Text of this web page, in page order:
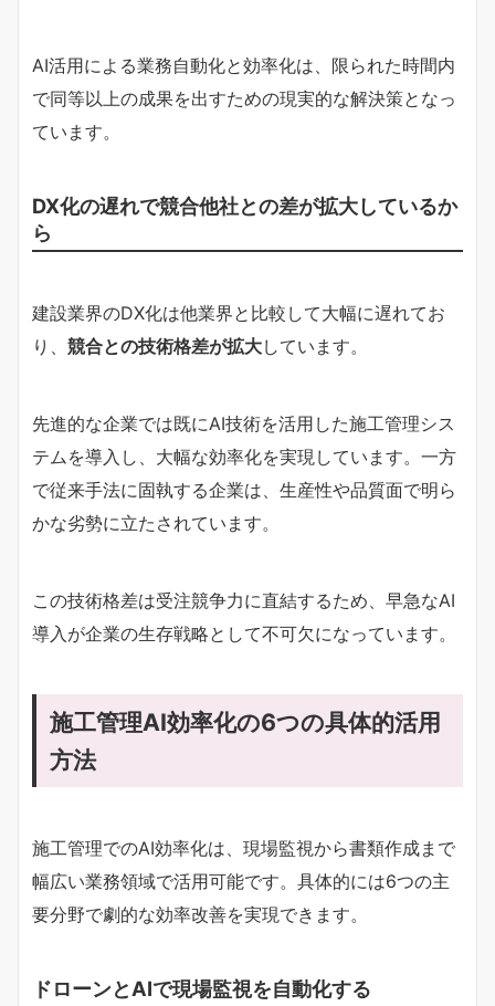
AI活用による業務自動化と効率化は、限られた時間内
で同等以上の成果を出すための現実的な解決策となっ
ています。
DX化の遅れで競合他社との差が拡大しているか
ら
建設業界のDX化は他業界と比較して大幅に遅れてお
り、 競合との技術格差が拡大しています。
先進的な企業では既にAI技術を活用した施工管理シス
テムを導入し、大幅な効率化を実現しています。一方
で従来手法に固執する企業は、生産性や品質面で明ら
かな劣勢に立たされています。
この技術格差は受注競争力に直結するため、早急なAI
導入が企業の生存戦略として不可欠になっています。
施工管理AI効率化の6つの具体的活用
方法
施工管理でのAI効率化は、現場監視から書類作成まで
幅広い業務領域で活用可能です。具体的には6つの主
要分野で劇的な効率改善を実現できます。
ドローンとAIで現場監視を自動化する